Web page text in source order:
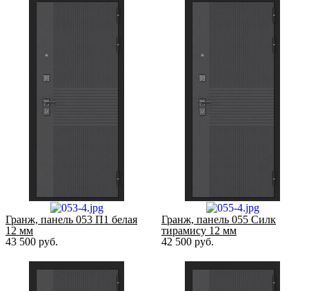
Гранж, панель 053 П1 белая
12 мм
43 500 руб.
Гранж, панель 055 Силк
тирамису 12 мм
42 500 руб.